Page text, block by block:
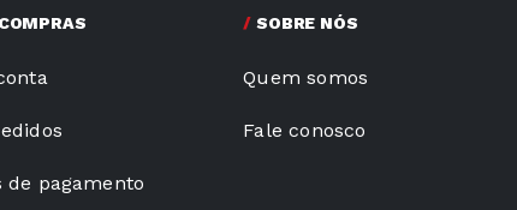
de pagamento
SOBRE NÓS
Quem somos
Fale conosco